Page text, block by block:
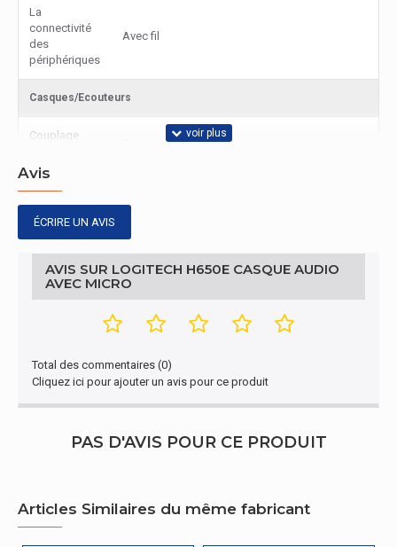
La
connectivité
des
périphériques
Avec fil
Casques/Ecouteurs
Couplage
Supraaural
Style de
casque
portable
Bandeau
des
écouteurs
50 - 10000 Hz
Microphone
microphone
microphone
Autres caractéristiques
Avis
ÉCRIRE UN AVIS
AVIS SUR LOGITECH H650E CASQUE AUDIO
AVEC MICRO
Total des commentaires (0)
Cliquez ici pour ajouter un avis pour ce produit
PAS D'AVIS POUR CE PRODUIT
Articles Similaires du même fabricant